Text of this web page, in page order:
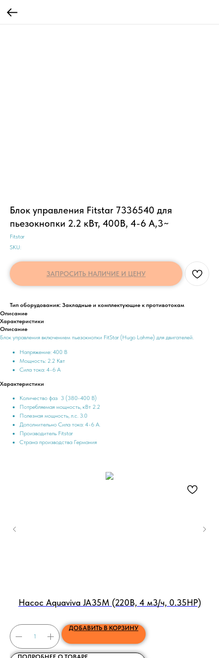
Блок управления Fitstar 7336540 для
пьезокнопки 2.2 кВт, 400В, 4-6 А,3~
Fitstar
SKU:
ЗАПРОСИТЬ НАЛИЧИЕ И ЦЕНУ
Тип оборудования: Закладные и комплектующие к противотокам
Описание
Характеристики
Описание
Блок управления включением пьезокнопки FitStar (Hugo Lahme) для двигателей.
Напряжение: 400 В
Мощность: 2.2 Квт
Сила тока: 4-6 А
Характеристики
Количество фаз 3 (380-400 В)
Потребляемая мощность, кВт 2.2
Полезная мощность, л.с. 3.0
Дополнительно Сила тока: 4-6 А.
Производитель Fitstar
Страна производства Германия
Насос Aquaviva JA35M (220В, 4 м3/ч, 0.35HP)
ДОБАВИТЬ В КОРЗИНУ